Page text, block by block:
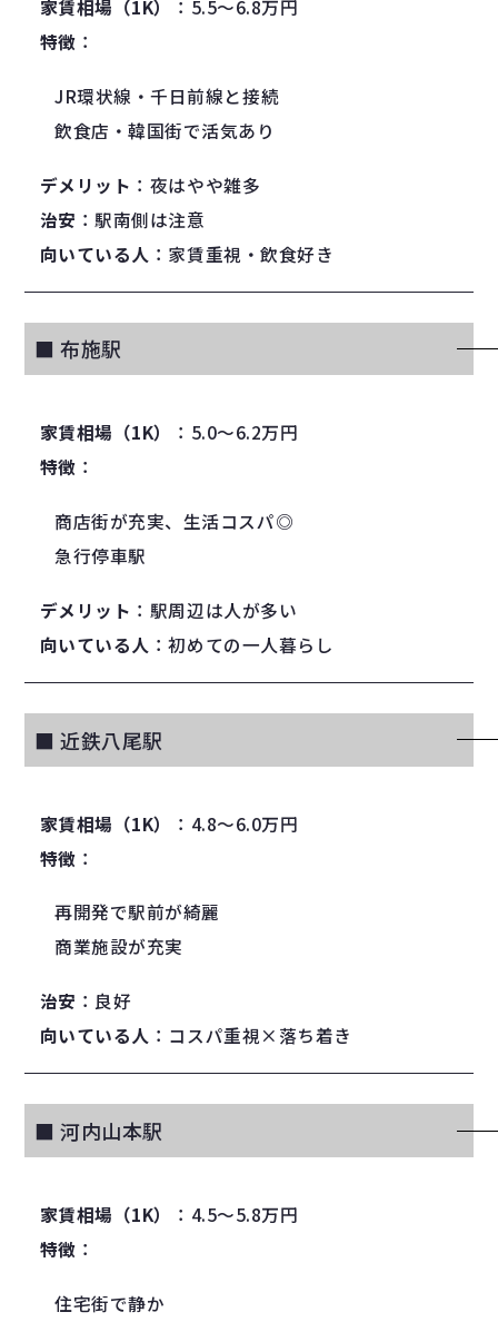
家賃相場（1K）
：5.5〜6.8万円
特徴 ：
JR環状線・千日前線と接続
飲食店・韓国街で活気あり
デメリット ：夜はやや雑多
治安 ：駅南側は注意
向いている人 ：家賃重視・飲食好き
■ 布施駅
家賃相場（1K）
：5.0〜6.2万円
特徴 ：
商店街が充実、生活コスパ◎
急行停車駅
デメリット ：駅周辺は人が多い
向いている人 ：初めての一人暮らし
■ 近鉄八尾駅
家賃相場（1K）
：4.8〜6.0万円
特徴 ：
再開発で駅前が綺麗
商業施設が充実
治安 ：良好
向いている人 ：コスパ重視×落ち着き
■ 河内山本駅
家賃相場（1K）
：4.5〜5.8万円
特徴 ：
住宅街で静か